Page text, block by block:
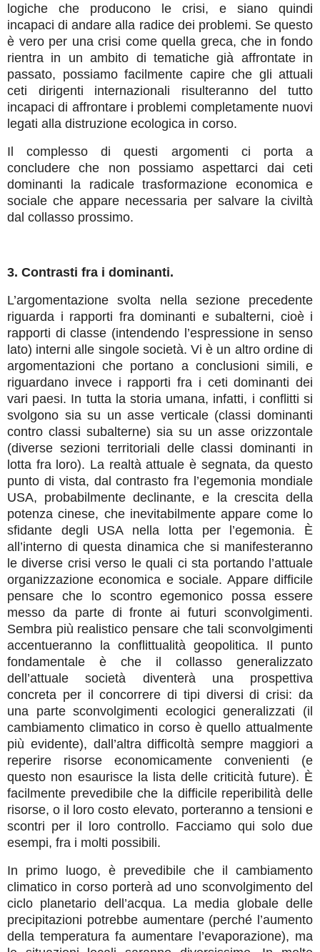
logiche che producono le crisi, e siano quindi
incapaci di andare alla radice dei problemi. Se questo
è vero per una crisi come quella greca, che in fondo
rientra in un ambito di tematiche già affrontate in
passato, possiamo facilmente capire che gli attuali
ceti dirigenti internazionali risulteranno del tutto
incapaci di affrontare i problemi completamente nuovi
legati alla distruzione ecologica in corso.
Il complesso di questi argomenti ci porta a
concludere che non possiamo aspettarci dai ceti
dominanti la radicale trasformazione economica e
sociale che appare necessaria per salvare la civiltà
dal collasso prossimo.
3. Contrasti fra i dominanti.
L’argomentazione svolta nella sezione precedente
riguarda i rapporti fra dominanti e subalterni, cioè i
rapporti di classe (intendendo l’espressione in senso
lato) interni alle singole società. Vi è un altro ordine di
argomentazioni che portano a conclusioni simili, e
riguardano invece i rapporti fra i ceti dominanti dei
vari paesi. In tutta la storia umana, infatti, i conflitti si
svolgono sia su un asse verticale (classi dominanti
contro classi subalterne) sia su un asse orizzontale
(diverse sezioni territoriali delle classi dominanti in
lotta fra loro). La realtà attuale è segnata, da questo
punto di vista, dal contrasto fra l’egemonia mondiale
USA, probabilmente declinante, e la crescita della
potenza cinese, che inevitabilmente appare come lo
sfidante degli USA nella lotta per l’egemonia. È
all’interno di questa dinamica che si manifesteranno
le diverse crisi verso le quali ci sta portando l’attuale
organizzazione economica e sociale. Appare difficile
pensare che lo scontro egemonico possa essere
messo da parte di fronte ai futuri sconvolgimenti.
Sembra più realistico pensare che tali sconvolgimenti
accentueranno la conflittualità geopolitica. Il punto
fondamentale è che il collasso generalizzato
dell’attuale società diventerà una prospettiva
concreta per il concorrere di tipi diversi di crisi: da
una parte sconvolgimenti ecologici generalizzati (il
cambiamento climatico in corso è quello attualmente
più evidente), dall’altra difficoltà sempre maggiori a
reperire risorse economicamente convenienti (e
questo non esaurisce la lista delle criticità future). È
facilmente prevedibile che la difficile reperibilità delle
risorse, o il loro costo elevato, porteranno a tensioni e
scontri per il loro controllo. Facciamo qui solo due
esempi, fra i molti possibili.
In primo luogo, è prevedibile che il cambiamento
climatico in corso porterà ad uno sconvolgimento del
ciclo planetario dell’acqua. La media globale delle
precipitazioni potrebbe aumentare (perché l’aumento
della temperatura fa aumentare l’evaporazione), ma